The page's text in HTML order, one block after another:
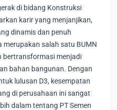
di bidang Konstruksi
karir yang menjanjikan,
dinamis dan penuh
merupakan salah satu BUMN
bertransformasi menjadi
bahan bangunan. Dengan
lulusan D3, kesempatan
di perusahaan ini sangat
dalam tentang PT Semen